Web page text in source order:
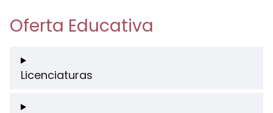
Oferta Educativa
Licenciaturas